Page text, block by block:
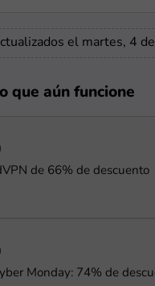
el martes, 4
que aún funcione
de 66% de descuento
Monday: 74% de